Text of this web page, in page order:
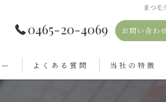
まつ毛
0465-20-4069 お問い合わ
よくある質問 当社の特徴